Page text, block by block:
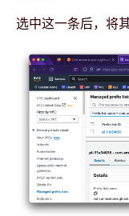
选中这一条后，将